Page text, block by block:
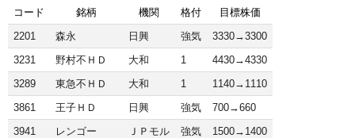
コード 銘柄 機関 格付
目標株価
2201
森永 日興 強気
3330→3300
3231
野村不ＨＤ 大和 1
4430→4330
3289
東急不ＨＤ 大和 1
1140→1110
3861
王子ＨＤ 日興 強気
700→660
3941
レンゴー ＪＰモル 強気
1500→1400